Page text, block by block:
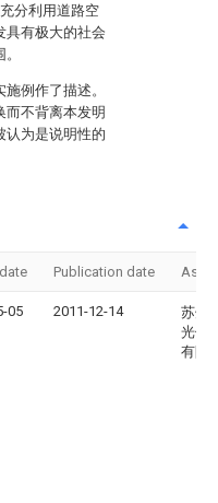
分利用道路空
具有极大的社会
例作了描述。
而不背离本发明
认为是说明性的
Publication date
05 2011-12-14
苏州
光伏
有限